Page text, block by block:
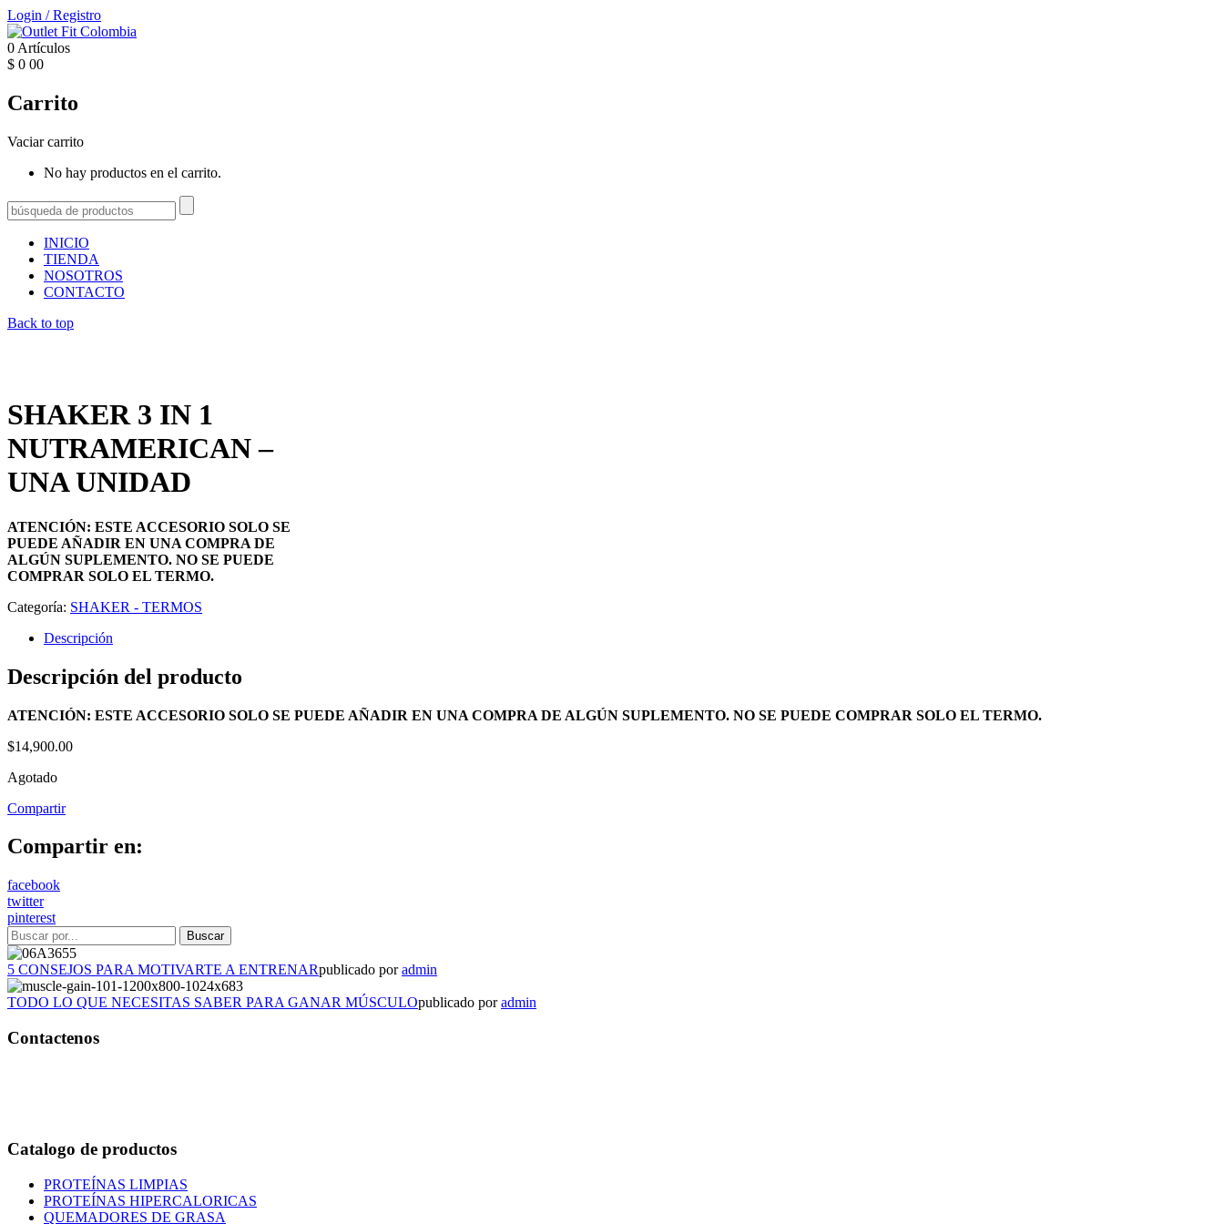
Login /Registro
0 Artículos
$ 0 00
Carrito
Vaciar carrito
No hay productos en el carrito.
INICIO
TIENDA
NOSOTROS
CONTACTO
Back to top
SHAKER 3 IN 1
NUTRAMERICAN –
UNA UNIDAD
ATENCIÓN: ESTE ACCESORIO SOLO SE
PUEDE AÑADIR EN UNA COMPRA DE
ALGÚN SUPLEMENTO. NO SE PUEDE
COMPRAR SOLO EL TERMO.
Categoría: SHAKER - TERMOS
Descripción
Descripción del producto
ATENCIÓN: ESTE ACCESORIO SOLO SE PUEDE AÑADIR EN UNA COMPRA DE ALGÚN SUPLEMENTO. NO SE PUEDE COMPRAR SOLO EL TERMO.
$14,900.00
Agotado
Compartir
Compartir en:
facebook
twitter
pinterest
5 CONSEJOS PARA MOTIVARTE A ENTRENARpublicado poradmin
TODO LO QUE NECESITAS SABER PARA GANAR MÚSCULOpublicado poradmin
Contactenos
Catalogo de productos
PROTEÍNAS LIMPIAS
PROTEÍNAS HIPERCALORICAS
QUEMADORES DE GRASA